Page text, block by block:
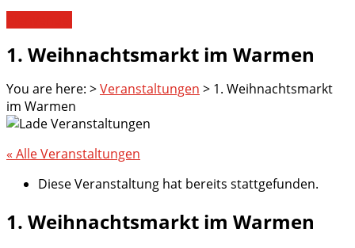
1. Weihnachtsmarkt im Warmen
You are here: >Veranstaltungen > 1. Weihnachtsmarkt
im Warmen
« Alle Veranstaltungen
Diese Veranstaltung hat bereits stattgefunden.
1. Weihnachtsmarkt im Warmen